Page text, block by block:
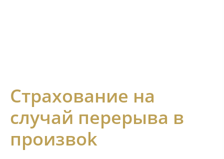
Страхование на
случай перерыва в
произвоk